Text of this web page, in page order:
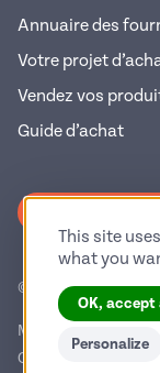
Annuaire des
Votre projet
Vendez vos
Guide d’achat
© 2026 Pop
Mentions légales
Conditions
This site
what you
OK, accept
Personalize